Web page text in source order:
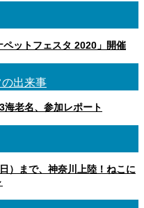
ットフェスタ 2020」開催
の出来事
老名、参加レポート
）まで、神奈川上陸！ねこに